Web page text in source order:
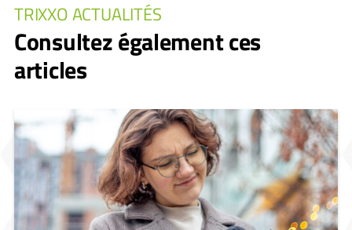
TRIXXO ACTUALITÉS
Consultez également ces
articles